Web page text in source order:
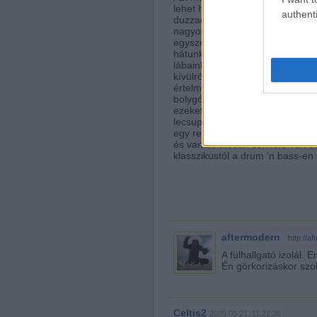
lehet hogy a leghalkabb és
duzzadása közepette kipréselt
nagyon ritka pillanatai az
egyszer sem, pedig semmihez
hátunkon a hideg majd kirázza
lábainkból elszáll az erő és
kívülről érkezett és ezért
értelme ennek a
bolygón életnek nevezünk,
ezeket a pillanatokat. Nagyon
lecsupaszodott
egy remek forrása ennek, ami
és varázslatosan sok féle van
klasszikustól a drum ’n bass-
aftermodern http://
A fülhallgató izolál.
Én görkorizáskor
Celtis2